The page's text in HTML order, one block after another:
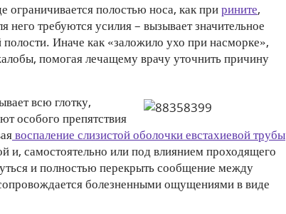
ограничивается полостью носа, как пририните,
него требуются усилия – вызывает значительное
Иначе как «заложило ухо при насморке»,
помогая лечащему врачу уточнить причину
всю глотку,
особого препятствия
воспаление слизистой оболочки евстахиевой трубы
и, самостоятельно или под влиянием проходящего
и полностью перекрыть сообщение между
болезненными ощущениями в виде